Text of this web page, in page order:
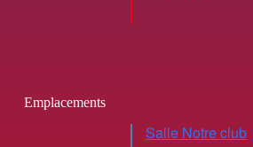
Emplacements
Salle Notre club